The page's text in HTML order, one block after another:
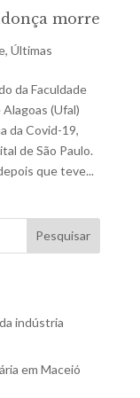
morre
, Últimas
da Faculdade
(Ufal)
da Covid-19,
de São Paulo.
que teve...
Pesquisar
indústria
em Maceió